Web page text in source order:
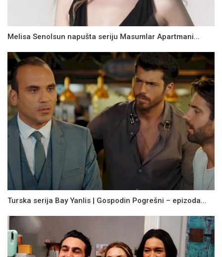
Melisa Senolsun napušta seriju Masumlar Apartmani...
Turska serija Bay Yanlis | Gospodin Pogrešni – epizoda...